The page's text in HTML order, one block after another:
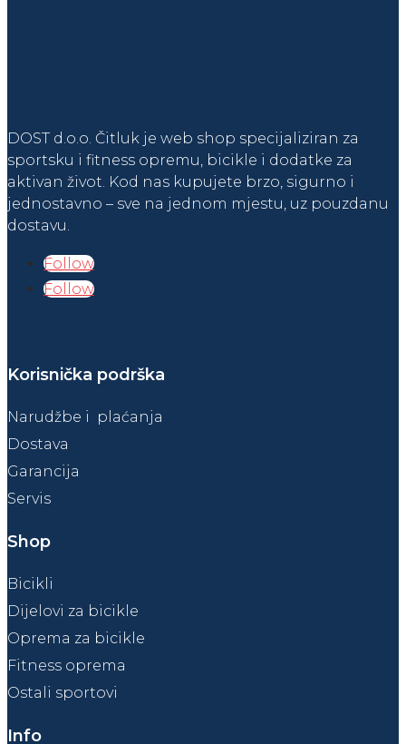
DOST d.o.o. Čitluk je web shop specijaliziran za
sportsku i fitness opremu, bicikle i dodatke za
aktivan život. Kod nas kupujete brzo, sigurno i
jednostavno – sve na jednom mjestu, uz pouzdanu
dostavu.
Follow
Follow
Korisnička podrška
Narudžbe i plaćanja
Dostava
Garancija
Servis
Shop
Bicikli
Dijelovi za bicikle
Oprema za bicikle
Fitness oprema
Ostali sportovi
Info